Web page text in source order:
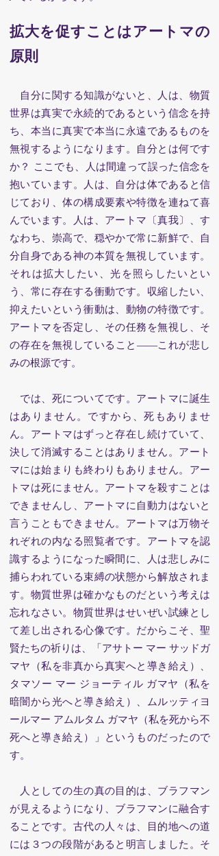
拡大を促すことはアートマの
原則
自分に関する知識がないと、人は、物質
世界は真実で永続的であるという信念を持
ち、本当に真実で本当に永遠であるものを
無視するようになります。自分とは何です
か？ ここでも、人は間違って誤った信念を
抱いています。人は、自分は体であると信
じており、体の構成要素や特徴を連ねて喜
んでいます。人は、アートマ〔真我〕、す
なわち、崇高で、穏やかで常に新鮮で、自
分自身である神の本質を無視しています。
それは拡大したい、光を照らしたいとい
う、常に存在する衝動です。収縮したい、
抑えたいという衝動は、動物の特徴です。
アートマを否定し、その任務を無視し、そ
の存在を無視していること ――これが悲し
みの根源です。
では、死についてです。アートマに誕生
はありません。ですから、死もありませ
ん。アートマはずっと存在し続けていて、
決して消滅することはありません。アート
マには始まりも終わりもありません。アー
トマは死にません。アートマを殺すことは
できませんし、アートマに自動力はないと
言うこともできません。アートマは万物そ
れぞれの内なる照覧者です。アートマを認
識するようになった瞬間に、人は悲しみに
捕らわれている束縛の状態から解放されま
す。物質世界は確かなものだという考えは
忘れなさい。物質世界はせいぜい試練とし
て差し出される心像です。だからこそ、聖
賢たちの祈りは、「アサトー マー サッドガ
マヤ（私を非真から真実へと導き給え）、
タマソー マー ジョーティル ガマヤ（私を
暗闇から光へと導き給え）、ムルッティヨ
ールマー アムルタム ガマヤ（私を死から不
死へと導き給え）」というものだったので
す。
人としての生の真の目的は、ブラフマン
が見えるようになり、ブラフマンに融合す
ることです。古代の人々は、目的地への道
には３つの段階があると明言しました。そ